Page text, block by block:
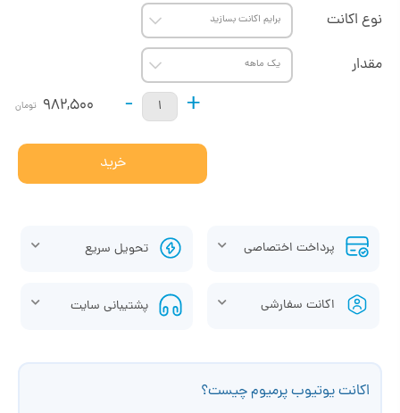
نوع اکانت
مقدار
+
-
982,500 تومان
خرید
پرداخت اختصاصی تحویل سریع
اکانت سفارشی پشتیبانی سایت
اکانت یوتیوب پرمیوم چیست؟